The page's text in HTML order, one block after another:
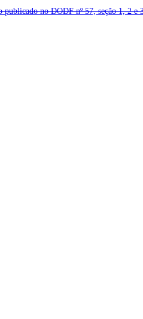
publicado no DODF nº 57, seção 1, 2 e